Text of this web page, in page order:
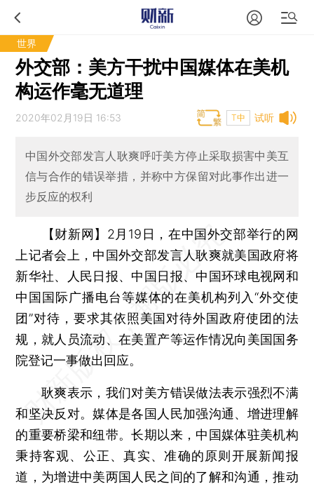
世界
外交部：美方干扰中国媒体在美机
构运作毫无道理
试听
2020年02月19日 16:53 T中
中国外交部发言人耿爽呼吁美方停止采取损害中美互
信与合作的错误举措，并称中方保留对此事作出进一
步反应的权利
【财新网】 2月19日，在中国外交部举行的网
上记者会上，中国外交部发言人耿爽就美国政府将
新华社、人民日报、中国日报、中国环球电视网和
中国国际广播电台等媒体的在美机构列入“外交使
团”对待，要求其依照美国对待外国政府使团的法
规，就人员流动、在美置产等运作情况向美国国务
院登记一事做出回应。
耿爽表示，我们对美方错误做法表示强烈不满
和坚决反对。媒体是各国人民加强沟通、增进理解
的重要桥梁和纽带。长期以来，中国媒体驻美机构
秉持客观、公正、真实、准确的原则开展新闻报
道，为增进中美两国人民之间的了解和沟通，推动